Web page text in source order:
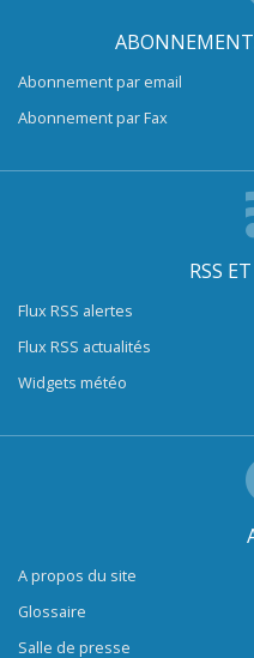
Abonnement par email
Abonnement par Fax
RSS
Flux RSS alertes
Flux RSS actualités
Widgets météo
A propos du site
Glossaire
Salle de presse